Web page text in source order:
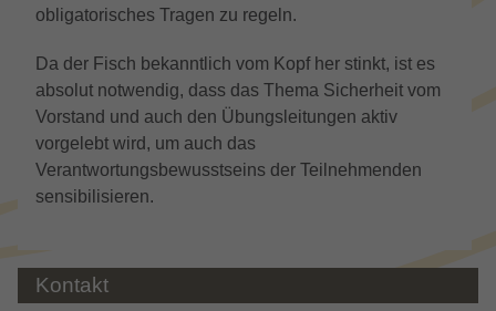
obligatorisches Tragen zu regeln.
Da der Fisch bekanntlich vom Kopf her stinkt, ist es
absolut notwendig, dass das Thema Sicherheit vom
Vorstand und auch den Übungsleitungen aktiv
vorgelebt wird, um auch das
Verantwortungsbewusstseins der Teilnehmenden
sensibilisieren.
Kontakt